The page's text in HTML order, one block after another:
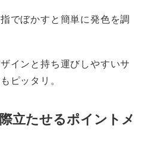
でぼかすと簡単に発色を調
インと持ち運びしやすいサ
ピッタリ。
際立たせるポイントメ